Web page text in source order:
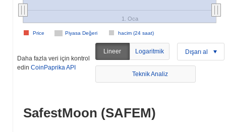
Piyasa Değeri hacim (24 saat)
Price
1. Oca
Daha fazla veri için kontrol
edin CoinPaprika API
Lineer Logaritmik Dışarı al
Teknik Analiz
SafestMoon (SAFEM)